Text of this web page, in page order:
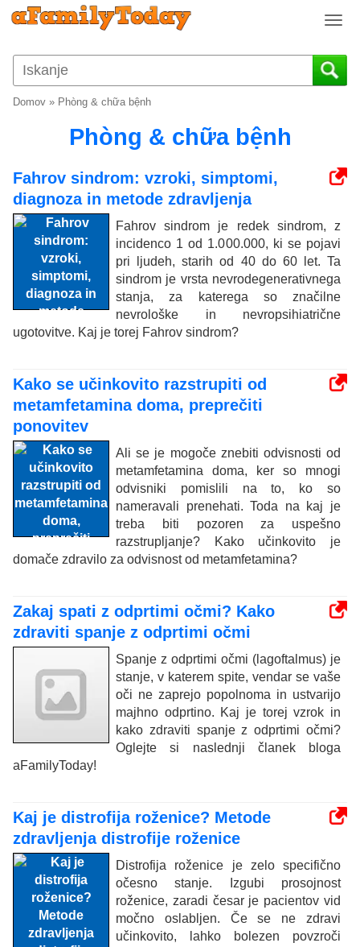
T
g
g
i
t
i
o
n
Domov » Phòng & chữa bệnh
Phòng & chữa bệnh
Fahrov sindrom: vzroki, simptomi,
diagnoza in metode zdravljenja
Fahrov sindrom je redek sindrom, z
incidenco 1 od 1.000.000, ki se pojavi
pri ljudeh, starih od 40 do 60 let. Ta
sindrom je vrsta nevrodegenerativnega
stanja, za katerega so značilne
nevrološke in nevropsihiatrične
ugotovitve. Kaj je torej Fahrov sindrom?
Kako se učinkovito razstrupiti od
metamfetamina doma, preprečiti
ponovitev
Ali se je mogoče znebiti odvisnosti od
metamfetamina doma, ker so mnogi
odvisniki pomislili na to, ko so
nameravali prenehati. Toda na kaj je
treba biti pozoren za uspešno
razstrupljanje? Kako učinkovito je
domače zdravilo za odvisnost od metamfetamina?
Zakaj spati z odprtimi očmi? Kako
zdraviti spanje z odprtimi očmi
Spanje z odprtimi očmi (lagoftalmus) je
stanje, v katerem spite, vendar se vaše
oči ne zaprejo popolnoma in ustvarijo
majhno odprtino. Kaj je torej vzrok in
kako zdraviti spanje z odprtimi očmi?
Oglejte si naslednji članek bloga
aFamilyToday!
Kaj je distrofija roženice? Metode
zdravljenja distrofije roženice
Distrofija roženice je zelo specifično
očesno stanje. Izgubi prosojnost
roženice, zaradi česar je pacientov vid
močno oslabljen. Če se ne zdravi
učinkovito, lahko bolezen povzroči